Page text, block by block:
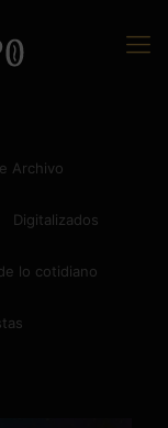
Archivo
Digitalizados
lo cotidiano